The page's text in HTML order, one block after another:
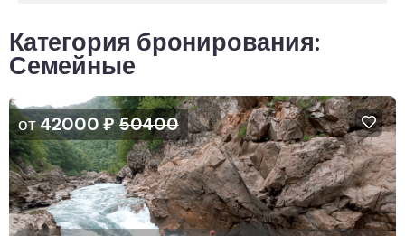
Категория бронирования:
Семейные
от42000₽50400